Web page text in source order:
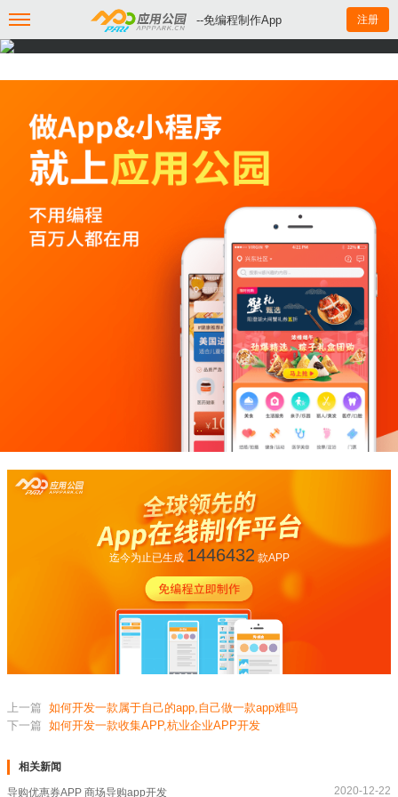
--免编程制作App 注册
迄今为止已生成 1446432 款APP
上一篇 如何开发一款属于自己的app,自己做一款app难吗
下一篇 如何开发一款收集APP,杭业企业APP开发
相关新闻
导购优惠券APP 商场导购app开发 2020-12-22